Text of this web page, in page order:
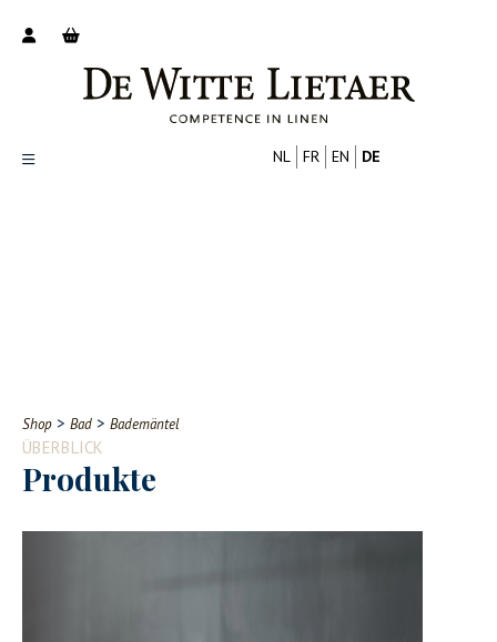
Contact
NL FR EN DE
Shop > Bad > Bademäntel
ÜBERBLICK
Produkte